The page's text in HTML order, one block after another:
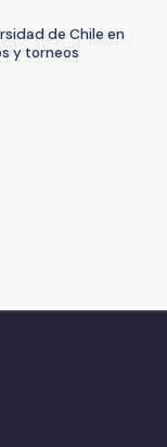
de Chile en
y torneos